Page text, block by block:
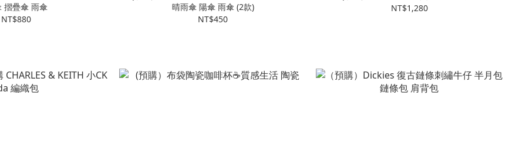
摺疊傘 雨傘
NT$880
晴雨傘 陽傘 雨傘 (2款)
NT$450
NT$1,280